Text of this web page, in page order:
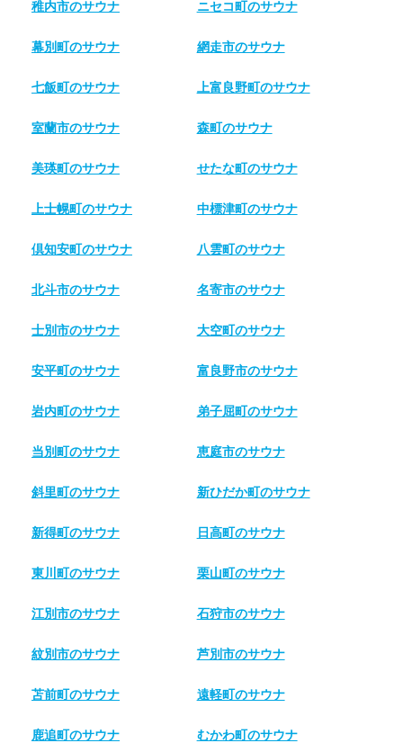
稚内市のサウナ ニセコ町のサウナ
幕別町のサウナ 網走市のサウナ
七飯町のサウナ 上富良野町のサウナ
室蘭市のサウナ 森町のサウナ
美瑛町のサウナ せたな町のサウナ
上士幌町のサウナ 中標津町のサウナ
倶知安町のサウナ 八雲町のサウナ
北斗市のサウナ 名寄市のサウナ
士別市のサウナ 大空町のサウナ
安平町のサウナ 富良野市のサウナ
岩内町のサウナ 弟子屈町のサウナ
当別町のサウナ 恵庭市のサウナ
斜里町のサウナ 新ひだか町のサウナ
新得町のサウナ 日高町のサウナ
東川町のサウナ 栗山町のサウナ
江別市のサウナ 石狩市のサウナ
紋別市のサウナ 芦別市のサウナ
苫前町のサウナ 遠軽町のサウナ
鹿追町のサウナ むかわ町のサウナ